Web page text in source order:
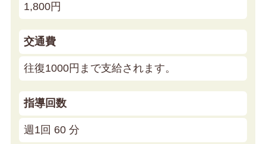
1,800円
交通費
往復1000円まで支給されます。
指導回数
週1回 60 分